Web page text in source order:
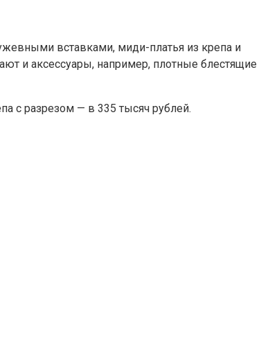
вставками, миди-платья из крепа и
и аксессуары, например, плотные блестящие
с разрезом — в 335 тысяч рублей.